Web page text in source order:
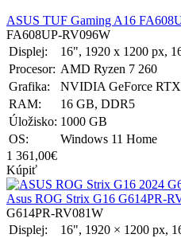
ASUS TUF Gaming A16
FA608UP-RV096W
Displej:
16", 1920 x 1200 px,
Procesor: AMD Ryzen 7 260
Grafika:
NVIDIA GeForce
RAM:
16 GB, DDR5
Úložisko: 1000 GB
OS:
Windows 11 Home
1 361,00€
Kúpiť
Asus ROG Strix G16 G614PR-
G614PR-RV081W
Displej:
16", 1920 × 1200 px,